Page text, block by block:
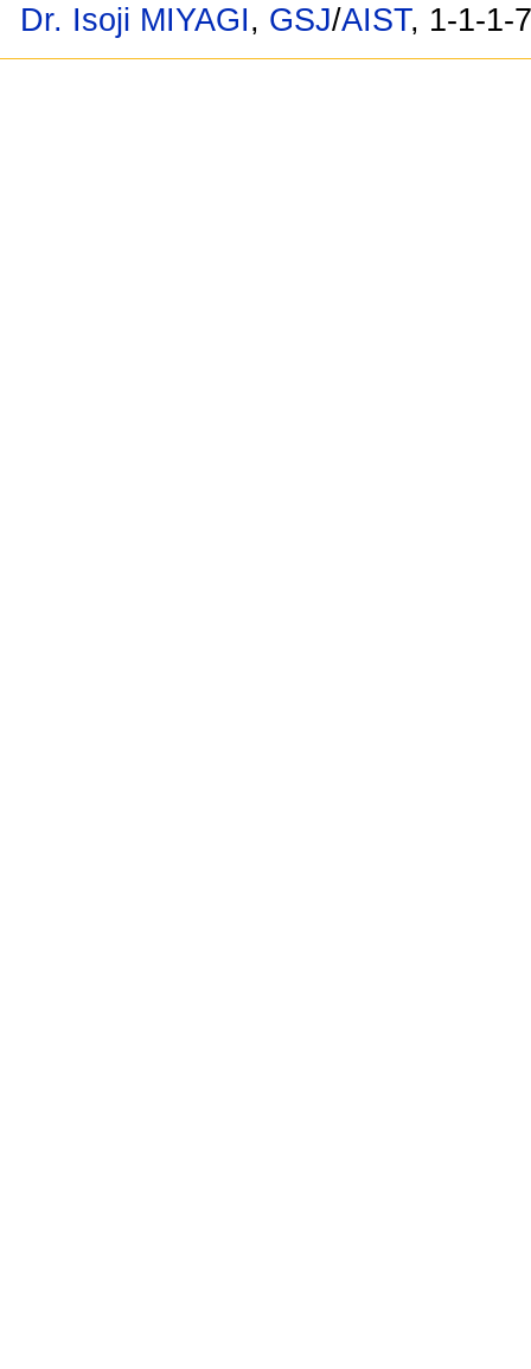
Dr. Isoji MIYAGI, GSJ/AIST, 1-1-1-